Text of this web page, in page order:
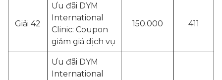
Giải 42
Ưu đãi DYM
International
Clinic: Coupon
giảm giá dịch vụ
150.000 411
Ưu đãi DYM
International